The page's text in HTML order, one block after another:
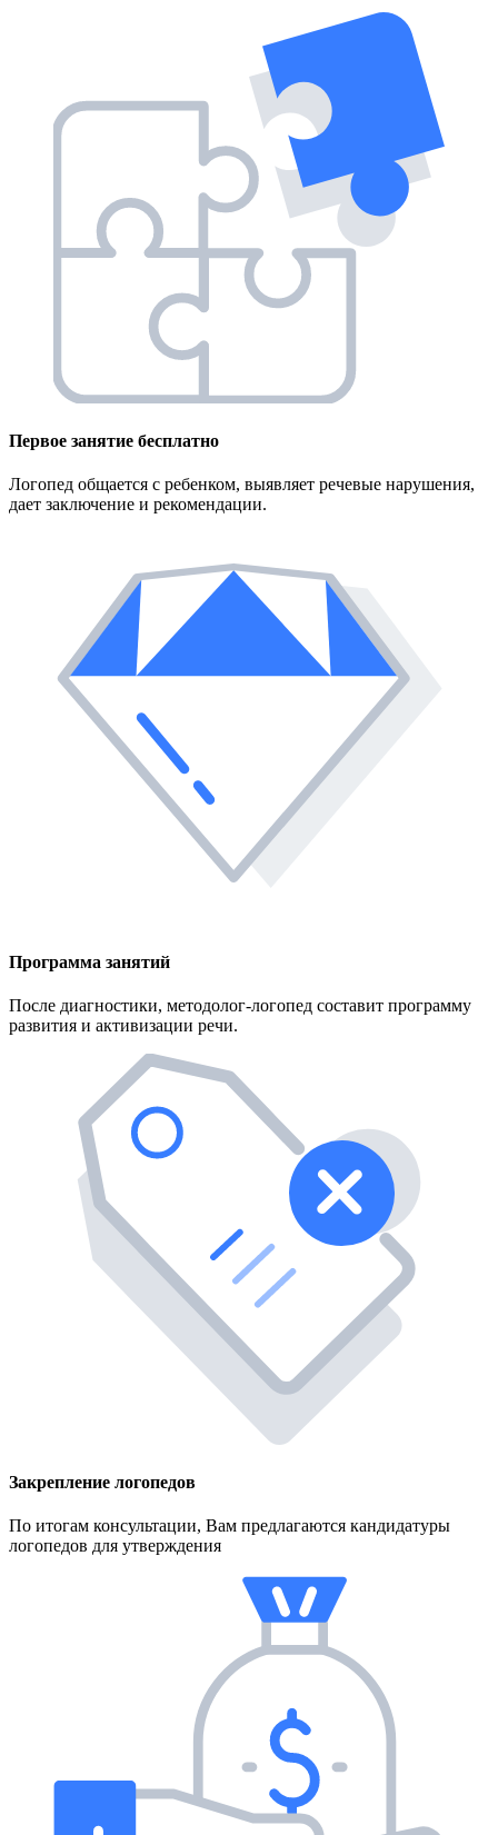
Первое занятие бесплатно
Логопед общается с ребенком, выявляет речевые нарушения,
дает заключение и рекомендации.
Программа занятий
После диагностики, методолог-логопед составит программу
развития и активизации речи.
Закрепление логопедов
По итогам консультации, Вам предлагаются кандидатуры
логопедов для утверждения